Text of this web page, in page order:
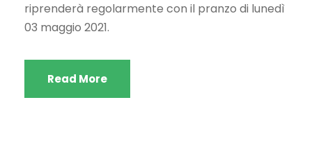
riprenderà regolarmente con il pranzo di lunedì
03 maggio 2021.
Read More